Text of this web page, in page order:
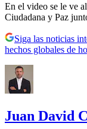
En el video se le ve
Ciudadana y Paz
Siga las noticias
hechos globales de
Juan David